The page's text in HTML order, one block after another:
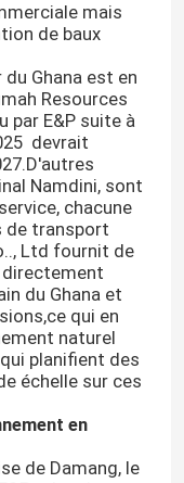
mais
de baux
du Ghana est en
Resources
par E&P suite à
 devrait
Namdini, sont
chacune
de transport
Ltd fournit de
directement
du Ghana et
qui en
naturel
planifient des
échelle sur ces
en
de Damang, le